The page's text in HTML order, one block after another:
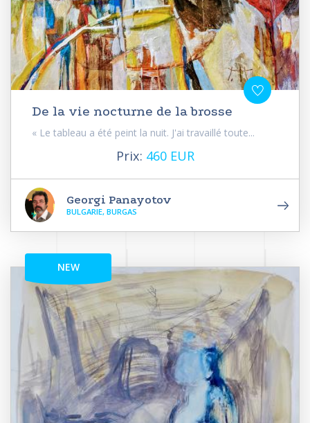
De la vie nocturne de la brosse
« Le tableau a été peint la nuit. J'ai travaillé toute...
Prix: 460 EUR
Georgi Panayotov
BULGARIE, BURGAS
NEW